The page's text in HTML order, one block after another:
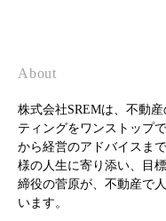
About
株式会社SREMは、不動
ティングをワンストップ
から経営のアドバイスま
様の人生に寄り添い、目
締役の菅原が、不動産で
います。